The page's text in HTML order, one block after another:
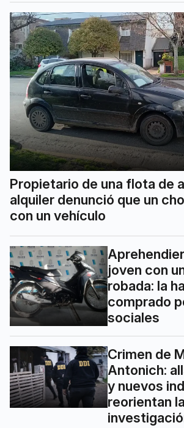
Propietario de una flota de
alquiler denunció que un
con un vehículo
joven con
robada: la
comprado
sociales
Crimen de
Antonich:
y nuevos
reorientan la